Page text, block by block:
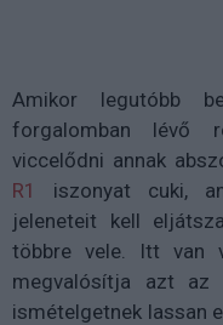
Amikor legutóbb
forgalomban lévő
viccelődni annak
R1
iszonyat cuki,
jeleneteit kell
többre vele. Itt van
megvalósítja azt
ismételgetnek lassan